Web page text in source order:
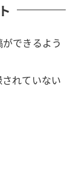
できるよう
れていない